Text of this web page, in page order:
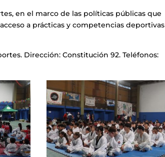
en el marco de las políticas públicas que
a prácticas y competencias deportivas
Dirección: Constitución 92. Teléfonos: